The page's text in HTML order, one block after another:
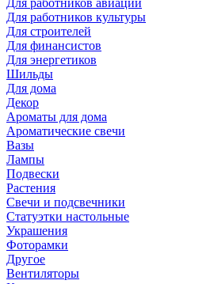
Для работников авиации
Для работников культуры
Для строителей
Для финансистов
Для энергетиков
Шильды
Для дома
Декор
Ароматы для дома
Ароматические свечи
Вазы
Лампы
Подвески
Растения
Свечи и подсвечники
Статуэтки настольные
Украшения
Фоторамки
Другое
Вентиляторы